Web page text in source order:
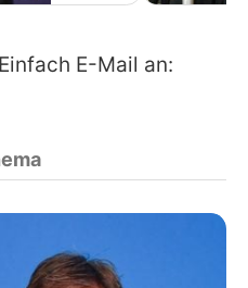
E-Mail an: